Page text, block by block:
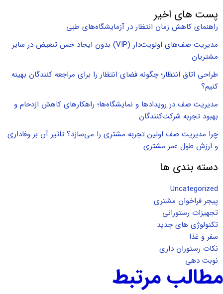
پست های اخیر
راهنمای کاهش زمان انتظار در آزمایشگاه‌های طبی
مدیریت صف‌های اولویت‌دار (VIP) بدون ایجاد حس تبعیض در سایر
مشتریان
طراحی اتاق انتظار؛ چگونه فضای انتظار را برای مراجعه کنندگان بهینه
کنیم؟
مدیریت صف در رویدادها و نمایشگاه‌ها؛ راهکارهای کاهش ازدحام و
بهبود تجربه شرکت‌کنندگان
چرا مدیریت صف اولین تجربه مشتری را می‌سازد؟ تاثیر آن بر وفاداری
و ارزش طول عمر مشتری
دسته بندی ها
Uncategorized
پیجر فراخوان مشتری
تجهیزات رستورانی
تکنولوژی های جدید
سفر و غذا
نکات رستوران داری
نوبت دهی
مطالب مرتبط